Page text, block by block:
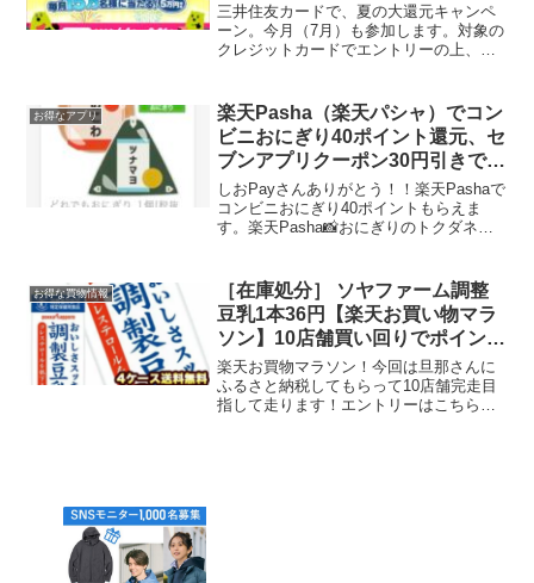
三井住友カードで、夏の大還元キャンペ
ーン。今月（7月）も参加します。対象の
クレジットカードでエントリーの上、各
が毎月5,000名、100ポイントが毎月15
万...
お得なアプリ
楽天Pasha（楽天パシャ）でコン
ビニおにぎり40ポイント還元、セ
ブンアプリクーポン30円引きで合
わせて70円引き♪
しおPayさんありがとう！！楽天Pashaで
コンビニおにぎり40ポイントもらえま
す。楽天Pasha📸おにぎりのトクダネき
ブン/ファミマ/ローソンなどメ...
お得な買物情報
［在庫処分］ ソヤファーム調整
豆乳1本36円【楽天お買い物マラ
ソン】10店舗買い回りでポイント
最大44倍！
楽天お買物マラソン！今回は旦那さんに
ふるさと納税してもらって10店舗完走目
指して走ります！エントリーはこちら楽